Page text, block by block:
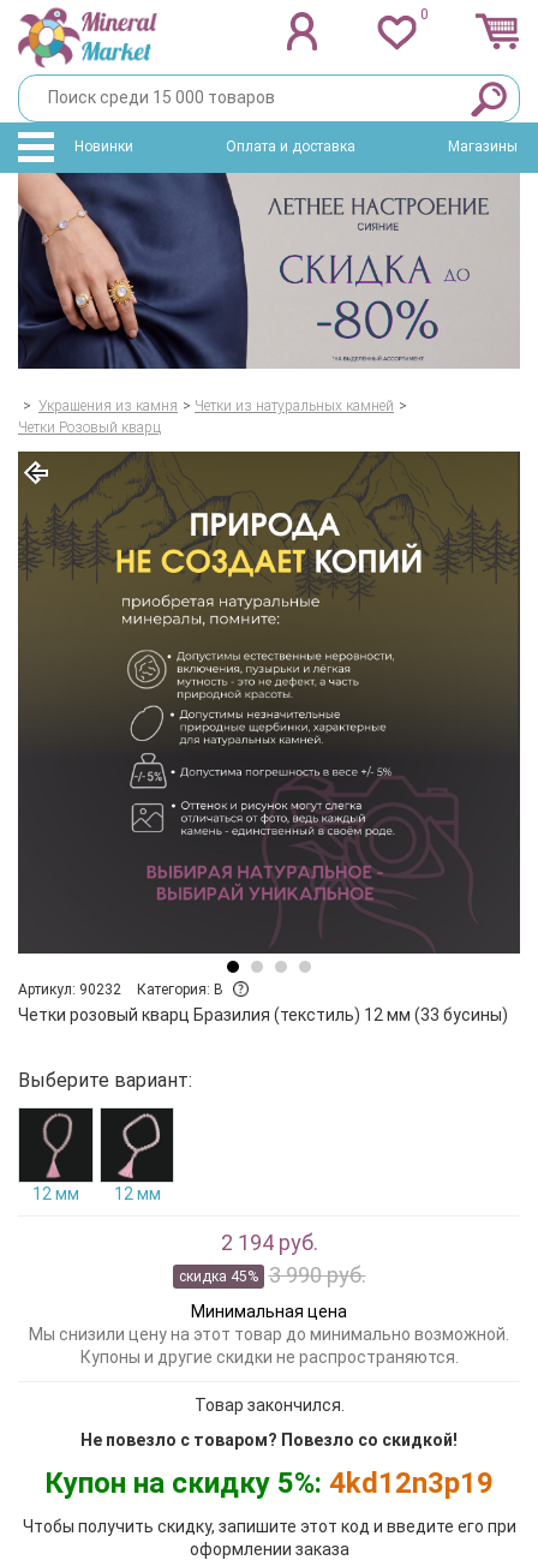
0
Новинки Оплата и доставка Магазины
> Украшения из камня > Четки из натуральных камней >
Четки Розовый кварц
Артикул: 90232 Категория: B
Четки розовый кварц Бразилия (текстиль) 12 мм (33 бусины)
Выберите вариант:
12 мм 12 мм
2 194 руб.
скидка 45% 3 990 руб.
Минимальная цена
Мы снизили цену на этот товар до минимально возможной.
Купоны и другие скидки не распространяются.
Товар закончился.
Не повезло с товаром? Повезло со скидкой!
Купон на скидку 5%: 4kd12n3p19
Чтобы получить скидку, запишите этот код и введите его при
оформлении заказа